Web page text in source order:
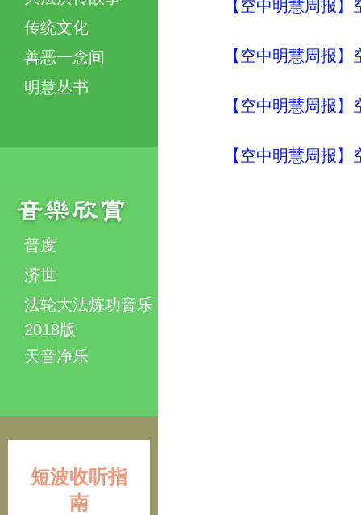
传统文化
善恶一念间
明慧丛书
普度
济世
法轮大法炼功音乐
2018版
天音净乐
短波收听指
南
【空中明慧周报
【空中明慧周报
【空中明慧周报
【空中明慧周报